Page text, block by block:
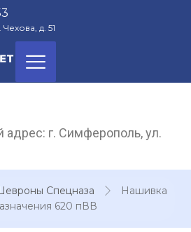
д. 51
г. Симферополь, ул.
Спецназа
Нашивка
620 пВВ